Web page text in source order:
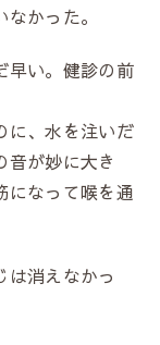
かった。
早い。健診の前
に、水を注いだ
音が妙に大き
になって喉を通
消えなかっ